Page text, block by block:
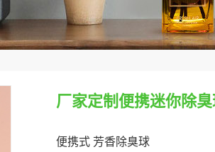
厂家定制便携迷你除
便携式 芳香除臭球